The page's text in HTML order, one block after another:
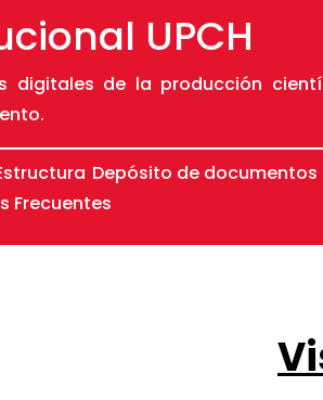
UPCH
digitales de la producción
Depósito de documentos
Frecuentes